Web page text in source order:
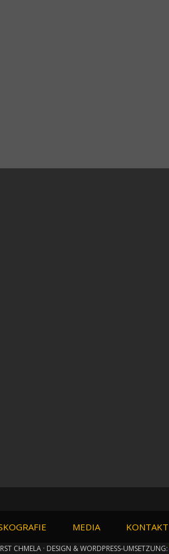
MEDIA KONTAKT
CHMELA · DESIGN & WORDPRESS-UMSETZUNG: